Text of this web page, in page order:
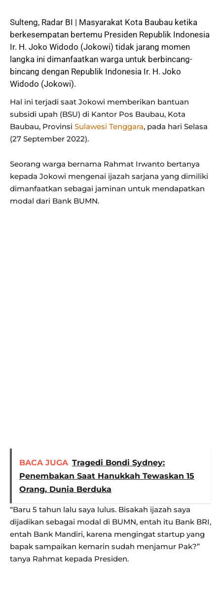
Sulteng, Radar BI | Masyarakat Kota Baubau ketika
berkesempatan bertemu Presiden Republik Indonesia
Ir. H. Joko Widodo (Jokowi) tidak jarang momen
langka ini dimanfaatkan warga untuk berbincang-
bincang dengan Republik Indonesia Ir. H. Joko
Widodo (Jokowi).
Hal ini terjadi saat Jokowi memberikan bantuan
subsidi upah (BSU) di Kantor Pos Baubau, Kota
Baubau, Provinsi Sulawesi Tenggara, pada hari Selasa
(27 September 2022).
Seorang warga bernama Rahmat Irwanto bertanya
kepada Jokowi mengenai ijazah sarjana yang dimiliki
dimanfaatkan sebagai jaminan untuk mendapatkan
modal dari Bank BUMN.
BACA JUGA Tragedi Bondi Sydney:
Penembakan Saat Hanukkah Tewaskan 15
Orang, Dunia Berduka
“Baru 5 tahun lalu saya lulus. Bisakah ijazah saya
dijadikan sebagai modal di BUMN, entah itu Bank BRI,
entah Bank Mandiri, karena mengingat startup yang
bapak sampaikan kemarin sudah menjamur Pak?”
tanya Rahmat kepada Presiden.